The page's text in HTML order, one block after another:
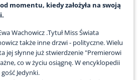
momentu, kiedy założyła na swoją
Wachowicz .Tytuł Miss Świata
także inne drzwi - polityczne. Wielu
jej słynne już stwierdzenie "Premierowi
co w życiu osiągnę. W encyklopedii
Jedynki.